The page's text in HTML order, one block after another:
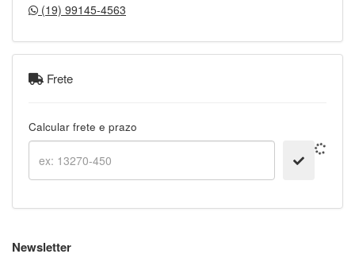
(19) 99145-4563
Frete
Calcular frete e prazo
Newsletter